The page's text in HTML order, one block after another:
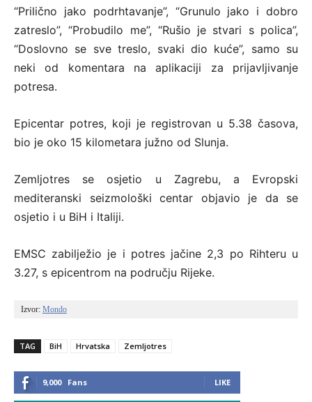
“Prilično jako podrhtavanje”, “Grunulo jako i dobro
zatreslo”, “Probudilo me”, “Rušio je stvari s polica”,
“Doslovno se sve treslo, svaki dio kuće”, samo su
neki od komentara na aplikaciji za prijavljivanje
potresa.
Epicentar potres, koji je registrovan u 5.38 časova,
bio je oko 15 kilometara južno od Slunja.
Zemljotres se osjetio u Zagrebu, a Evropski
mediteranski seizmološki centar objavio je da se
osjetio i u BiH i Italiji.
EMSC zabilježio je i potres jačine 2,3 po Rihteru u
3.27, s epicentrom na području Rijeke.
Izvor: Mondo
TAG BiH Hrvatska Zemljotres
9,000 Fans LIKE